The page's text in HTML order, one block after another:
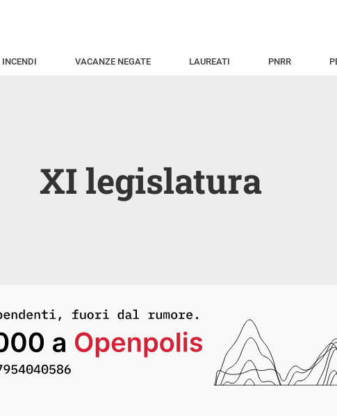
INCENDI VACANZE NEGATE LAUREATI PNRR
XI legislatura